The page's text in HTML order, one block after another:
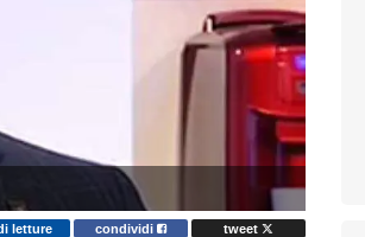
letture condividi
tweet